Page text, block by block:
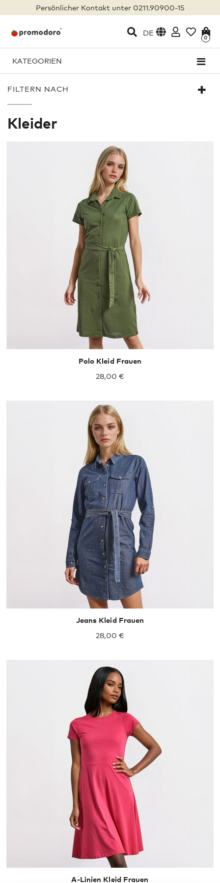
Persönlicher Kontakt unter 0211.90900-15
DE
0
KATEGORIEN
FILTERN NACH
Kleider
S M XL
Polo Kleid Frauen
28,00 €
S M L XL
Jeans Kleid Frauen
28,00 €
L
A-Linien Kleid Frauen